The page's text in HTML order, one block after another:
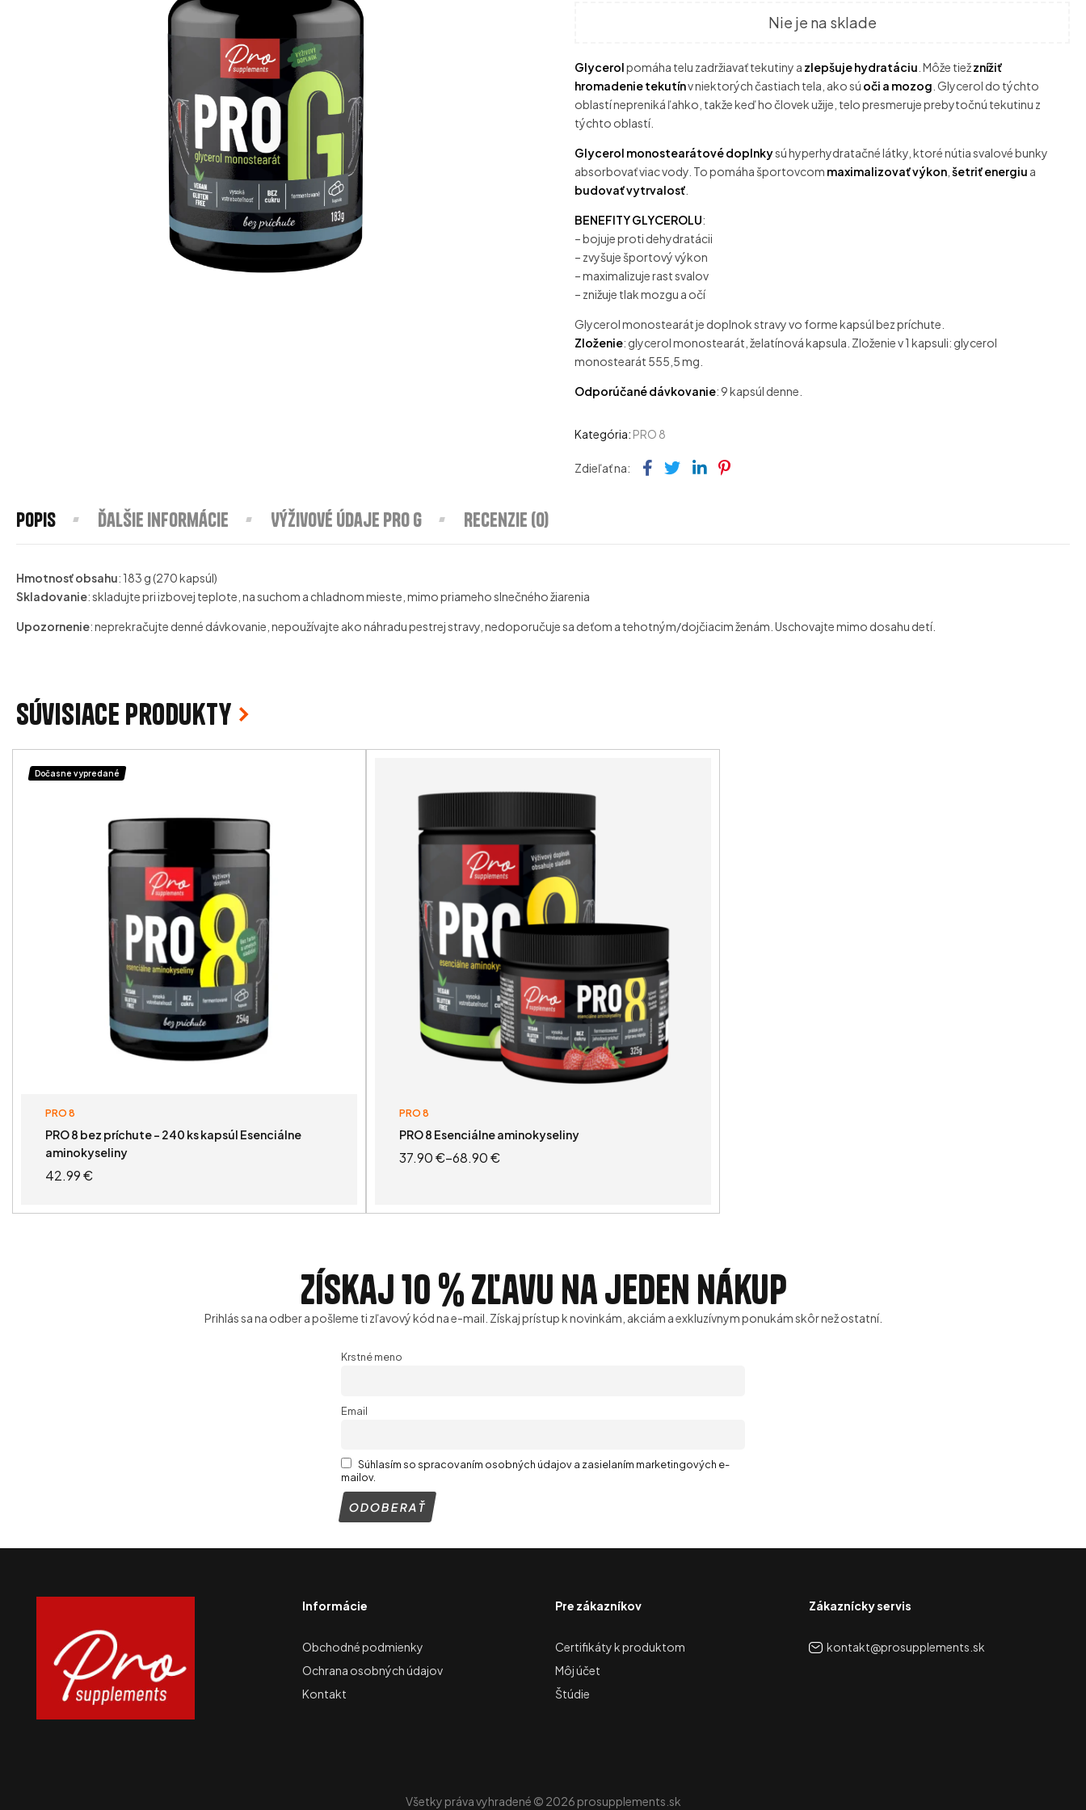
Nie je na sklade
Glycerolpomáha telu zadržiavať tekutiny a zlepšuje hydratáciu . Môže tiežznížiť
hromadenie tekutínv niektorých častiach tela, ako sú oči a mozog . Glycerol do týchto
oblastí nepreniká ľahko, takže keď ho človek užije, telo presmeruje prebytočnú tekutinu z
týchto oblastí.
Glycerol monostearátové doplnkysú hyperhydratačné látky, ktoré nútia svalové bunky
absorbovať viac vody. To pomáha športovcom maximalizovať výkon ,šetriť energiu a
budovať vytrvalosť
BENEFITY GLYCEROLU:
– bojuje proti dehydratácii
– zvyšuje športový výkon
– maximalizuje rast svalov
– znižuje tlak mozgu a očí
Glycerol monostearát je doplnok stravy vo forme kapsúl bez príchute.
Zloženie: glycerol monostearát, želatínová kapsula. Zloženie v 1 kapsuli: glycerol
monostearát 555,5 mg.
Odporúčané dávkovanie: 9 kapsúl denne.
Kategória: PRO 8
Zdieľať na: Facebook
TwitterLinkedin
Pinterest
Popis Ďalšie informácie Výživové údaje PRO G Recenzie (0)
Hmotnosť obsahu: 183 g (270 kapsúl)
Skladovanie: skladujte pri izbovej teplote, na suchom a chladnom mieste, mimo priameho slnečného žiarenia
Upozornenie: neprekračujte denné dávkovanie, nepoužívajte ako náhradu pestrej stravy, nedoporučuje sa deťom a tehotným/dojčiacim ženám. Uschovajte mimo dosahu detí.
Súvisiace produkty
Dočasne vypredané
PRO 8
PRO 8 bez príchute – 240 ks kapsúl Esenciálne
aminokyseliny
42.99€
PRO 8
PRO 8 Esenciálne aminokyseliny
37.90€–68.90€
Získaj 10 % zľavu na jeden nákup
Prihlás sa na odber a pošleme ti zľavový kód na e-mail. Získaj prístup k novinkám, akciám a exkluzívnym ponukám skôr než ostatní.
Krstné meno
Email
Súhlasím so spracovaním osobných údajov a zasielaním marketingových e-
mailov.
Informácie
Obchodné podmienky
Ochrana osobných údajov
Kontakt
Pre zákazníkov
Certifikáty k produktom
Môj účet
Štúdie
Zákaznícky servis
kontakt@prosupplements.sk
Všetky práva vyhradené © 2026 prosupplements.sk